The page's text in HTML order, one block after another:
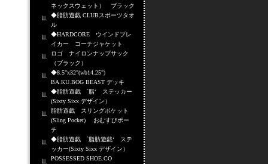
ネックスウェット） ブラック
◆脂肪遊戯 CLUBスポーツタオ
ル
◆HARDCORE ウインドブレ
イカー コーチジャケット
ロゴ ナイロンナップサック
（ブラック）
◆8.5"x32"(wb14.25")
BA.KU.BOG BEAST デッキ
◆脂肪遊戯 `脂‘ ステッカー
(Sixty Sixx デザイン）
脂肪遊戯 スリングポケット
(Sling Pocket) おむすびポー
チ
◆脂肪遊戯 `脂肪遊戯‘ ステ
ッカー(Sixty Sixx デザイン）
POSSESSED SHOE.CO